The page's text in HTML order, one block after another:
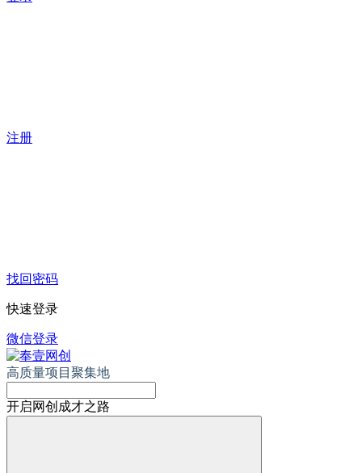
注册
找回密码
快速登录
微信登录
高质量项目聚集地
开启网创成才之路